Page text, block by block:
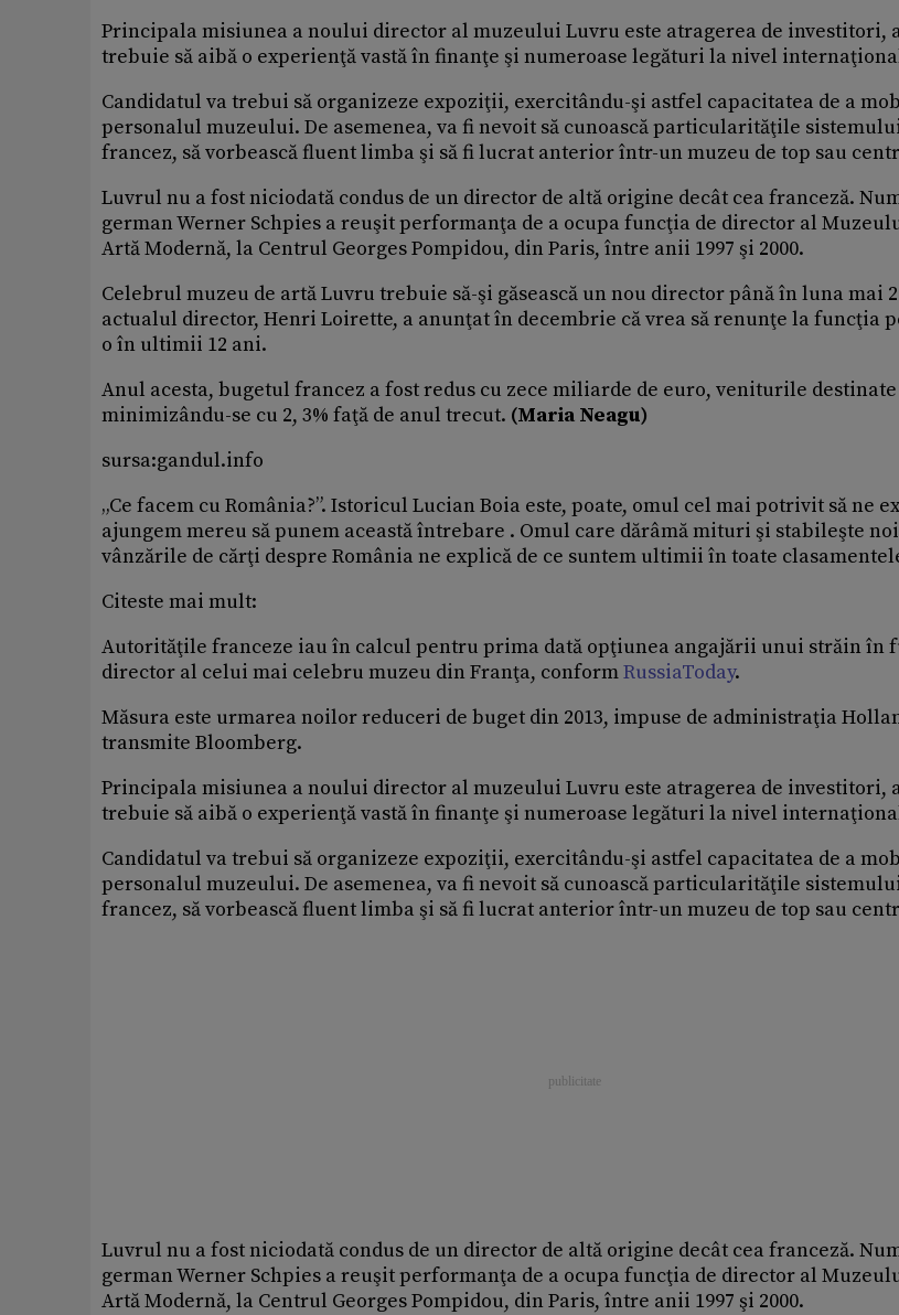
Principala misiunea a noului director al muzeului Luvru este atragerea de investitori,
trebuie să aibă o experienţă vastă în finanţe şi numeroase legături la nivel
Candidatul va trebui să organizeze expoziţii, exercitându-şi astfel capacitatea de a
personalul muzeului. De asemenea, va fi nevoit să cunoască particularităţile
francez, să vorbească fluent limba şi să fi lucrat anterior într-un muzeu de top sau
Luvrul nu a fost niciodată condus de un director de altă origine decât cea franceză.
german Werner Schpies a reuşit performanţa de a ocupa funcţia de director al
Artă Modernă, la Centrul Georges Pompidou, din Paris, între anii 1997 şi 2000.
Celebrul muzeu de artă Luvru trebuie să-şi găsească un nou director până în luna mai
actualul director, Henri Loirette, a anunţat în decembrie că vrea să renunţe la funcţia
o în ultimii 12 ani.
Anul acesta, bugetul francez a fost redus cu zece miliarde de euro, veniturile
minimizându-se cu 2, 3% faţă de anul trecut. (Maria Neagu)
sursa:gandul.info
„Ce facem cu România?”. Istoricul Lucian Boia este, poate, omul cel mai potrivit să ne
ajungem mereu să punem această întrebare . Omul care dărâmă mituri şi stabileşte
vânzările de cărţi despre România ne explică de ce suntem ultimii în toate
Citeste mai mult:
Autorităţile franceze iau în calcul pentru prima dată opţiunea angajării unui străin în
director al celui mai celebru muzeu din Franţa, conformRussiaToday.
Măsura este urmarea noilor reduceri de buget din 2013, impuse de administraţia
transmite Bloomberg.
Principala misiunea a noului director al muzeului Luvru este atragerea de investitori,
trebuie să aibă o experienţă vastă în finanţe şi numeroase legături la nivel
Candidatul va trebui să organizeze expoziţii, exercitându-şi astfel capacitatea de a
personalul muzeului. De asemenea, va fi nevoit să cunoască particularităţile
francez, să vorbească fluent limba şi să fi lucrat anterior într-un muzeu de top sau
Luvrul nu a fost niciodată condus de un director de altă origine decât cea franceză.
german Werner Schpies a reuşit performanţa de a ocupa funcţia de director al
Artă Modernă, la Centrul Georges Pompidou, din Paris, între anii 1997 şi 2000.